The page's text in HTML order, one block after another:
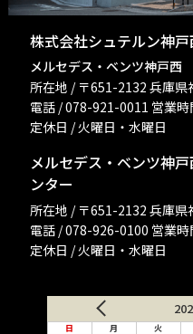
株式会社シュテルン神
メルセデス・ベンツ神戸西
所在地 / 〒651-2132 兵庫
電話 / 078-921-0011 営業時
定休日 / 火曜日・水曜日
メルセデス・ベンツ神
ンター
所在地 / 〒651-2132 兵庫
電話 / 078-926-0100 営業時
定休日 / 火曜日・水曜日
日 月 火